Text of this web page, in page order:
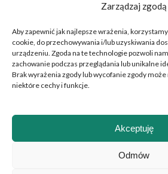
Zarządzaj zgodą
Aby zapewnić jak najlepsze wrażenia,
cookie, do przechowywania i/lub uzyskiwania
urządzeniu. Zgoda na te technologie pozwoli
zachowanie podczas przeglądania lub unikalne
Brak wyrażenia zgody lub wycofanie zgody
niektóre cechy i funkcje.
Akceptuję
Odmów
Copyright © 2026Greater